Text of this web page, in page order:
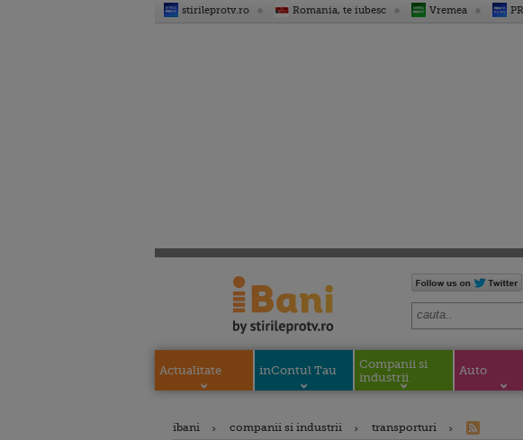
stirileprotv.ro Romania, te iubesc Vremea
Actualitate inContul Tau
Companii si
industrii
Auto
ibani companii si industrii transporturi